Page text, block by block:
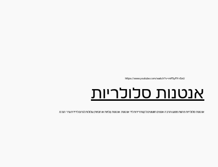
https://www.youtube.com/watch?v=mP5yFH-i5xU
אנטנות סלולריות
אנטנות סלולריות מהוות מפגע והרבה אנשים חוששים לקנות דירות ליד אנטנות. אנטנות (גלויות או חבויות) עלולות לגרום לירידת ערך הנכס.